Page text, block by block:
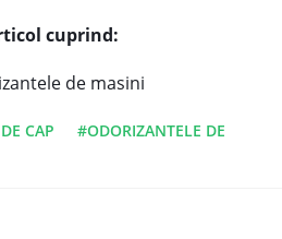
cuprind:
de masini
CAP
#ODORIZANTELE DE